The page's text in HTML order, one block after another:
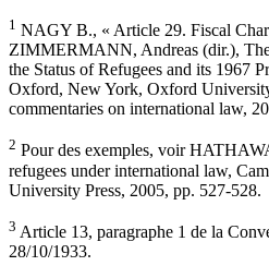
1 NAGY B., « Article 29. Fiscal
ZIMMERMANN, Andreas (dir.),
the Status of Refugees and its 1967
Oxford, New York, Oxford
commentaries on international law,
2 Pour des exemples, voir
refugees under international law,
University Press, 2005, pp. 527-528.
3 Article 13, paragraphe 1 de la
28/10/1933.